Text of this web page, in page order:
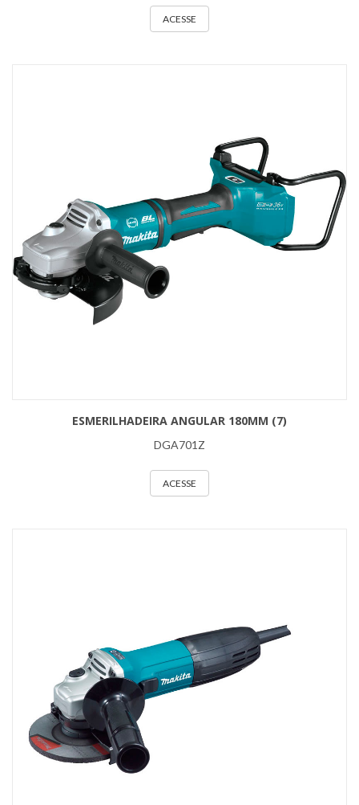
ACESSE
ESMERILHADEIRA ANGULAR 180MM (7)
DGA701Z
ACESSE